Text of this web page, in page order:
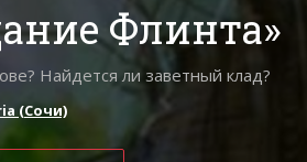
Флинта»
Найдется ли заветный клад?
(Сочи)